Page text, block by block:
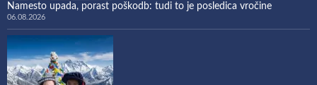
Namesto upada, porast poškodb: tudi to je posledica vročine
06.08.2026